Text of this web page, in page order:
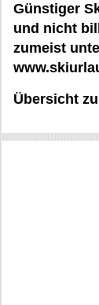
Günstiger
und nicht
zumeist
Übersicht